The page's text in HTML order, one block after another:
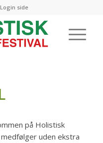
Login side
på Holistisk
uden ekstra